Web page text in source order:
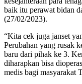
baik itu perawat bidan
(27/02/2023).
“Kita cek juga janset
Perubahan yang rusak
baru dari pihak ke 3.
diharapkan bisa
medis bagi masyarakat